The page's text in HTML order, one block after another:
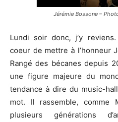
Jérémie Bossone –
Lundi soir donc, j’y reviens.
coeur de mettre à l’honneur
Rangé des bécanes depuis
une figure majeure du
tendance à dire du music-
mot. Il rassemble, comme
plusieurs générations